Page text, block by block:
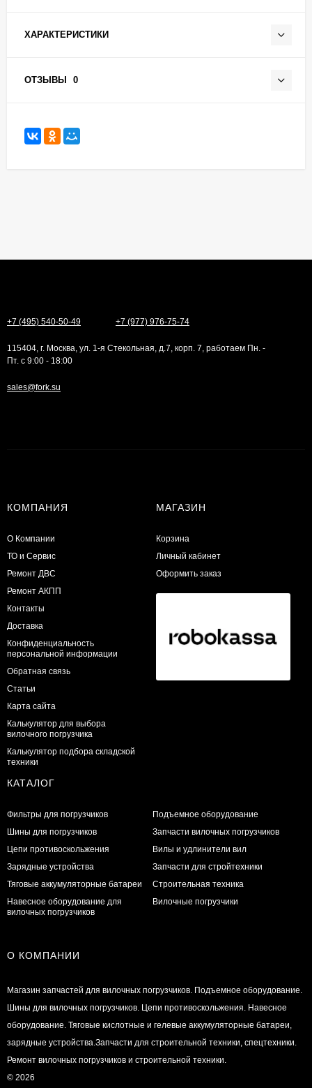
ХАРАКТЕРИСТИКИ
ОТЗЫВЫ 0
+7 (495) 540-50-49 +7 (977) 976-75-74
115404, г. Москва, ул. 1-я Стекольная, д.7, корп. 7, работаем Пн. -
Пт. с 9:00 - 18:00
sales@fork.su
КОМПАНИЯ
О Компании
ТО и Сервис
​Ремонт ДВС
Ремонт АКПП
Контакты
Доставка
Конфиденциальность
персональной информации
Обратная связь
Статьи
Карта сайта
Калькулятор для выбора
вилочного погрузчика
Калькулятор подбора складской
техники
МАГАЗИН
Корзина
Личный кабинет
Оформить заказ
КАТАЛОГ
Фильтры для погрузчиков
Шины для погрузчиков
Цепи противоскольжения
Зарядные устройства
Тяговые аккумуляторные батареи
Навесное оборудование для
вилочных погрузчиков
Подъемное оборудование
Запчасти вилочных погрузчиков
Вилы и удлинители вил
Запчасти для стройтехники
Строительная техника
Вилочные погрузчики
О КОМПАНИИ
Магазин запчастей для вилочных погрузчиков. Подъемное оборудование.
Шины для вилочных погрузчиков. Цепи противоскольжения. Навесное
оборудование. Тяговые кислотные и гелевые аккумуляторные батареи,
зарядные устройства.Запчасти для строительной техники, спецтехники.
Ремонт вилочных погрузчиков и строительной техники.
© 2026